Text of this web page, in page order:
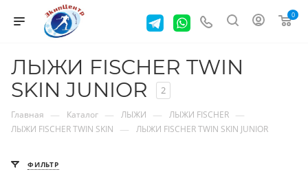
0
ЛЫЖИ FISCHER TWIN
SKIN JUNIOR
2
Главная — Каталог — ЛЫЖИ — ЛЫЖИ FISCHER —
ЛЫЖИ FISCHER TWIN SKIN — ЛЫЖИ FISCHER TWIN SKIN JUNIOR
ФИЛЬТР